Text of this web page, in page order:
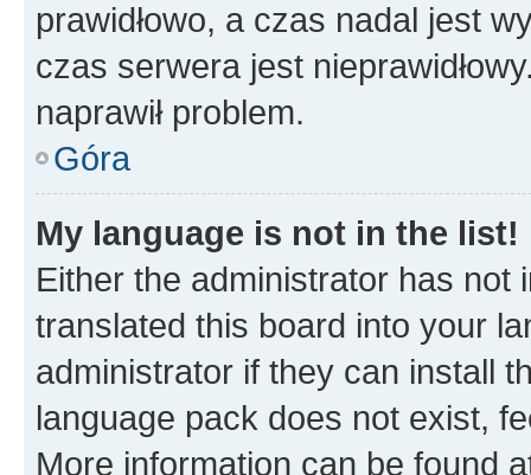
prawidłowo, a czas nadal jest
czas serwera jest
naprawił problem.
Góra
My language is not in the list!
Either the administrator has not
translated this board into your
administrator if they can install
language pack does not exist,
More information can be found